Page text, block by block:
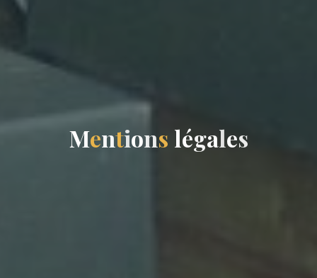
Mentions légales